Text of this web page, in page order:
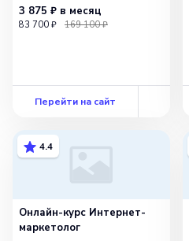
3 875 ₽ в месяц
83 700 ₽ 169 100 ₽
Перейти на сайт
4.4
Онлайн-курс Интернет-
маркетолог